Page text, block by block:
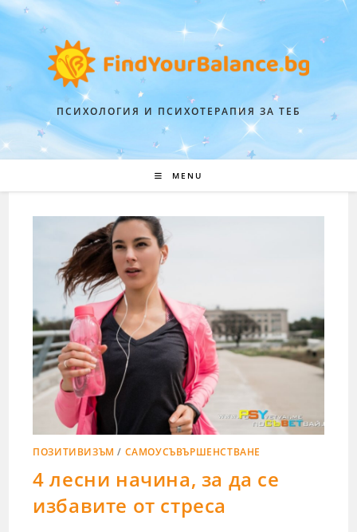
ПСИХОЛОГИЯ И ПСИХОТЕРАПИЯ ЗА ТЕБ
MENU
ПОЗИТИВИЗЪМ / САМОУСЪВЪРШЕНСТВАНЕ
4 лесни начина, за да се
избавите от стреса